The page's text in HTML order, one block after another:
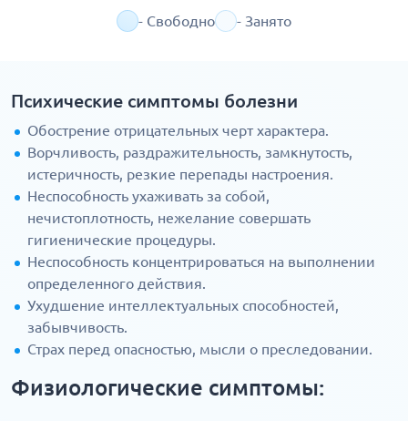
- Свободно - Занято
Психические симптомы болезни
Обострение отрицательных черт характера.
Ворчливость, раздражительность, замкнутость,
истеричность, резкие перепады настроения.
Неспособность ухаживать за собой,
нечистоплотность, нежелание совершать
гигиенические процедуры.
Неспособность концентрироваться на выполнении
определенного действия.
Ухудшение интеллектуальных способностей,
забывчивость.
Страх перед опасностью, мысли о преследовании.
Физиологические симптомы: